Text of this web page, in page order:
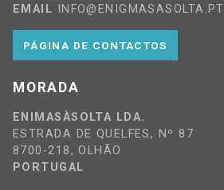
EMAIL INFO@ENIGMASASOLTA.PT
PÁGINA DE CONTACTOS
MORADA
ENIMASÀSOLTA LDA.
ESTRADA DE QUELFES, Nº 87
8700-218, OLHÃO
PORTUGAL